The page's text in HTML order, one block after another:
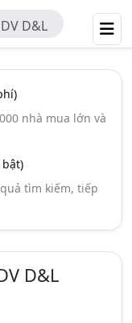
D&L
nhà mua lớn và
tìm kiếm, tiếp
D&L